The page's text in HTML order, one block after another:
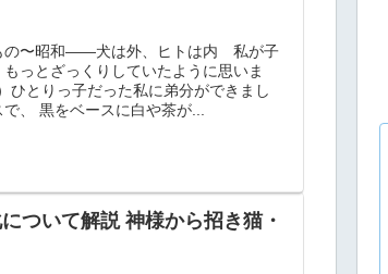
の〜昭和――犬は外、ヒトは内 私が子
っとざっくりしていたように思いま
ひとりっ子だった私に弟分ができまし
、 黒をベースに白や茶が...
ついて解説 神様から招き猫・